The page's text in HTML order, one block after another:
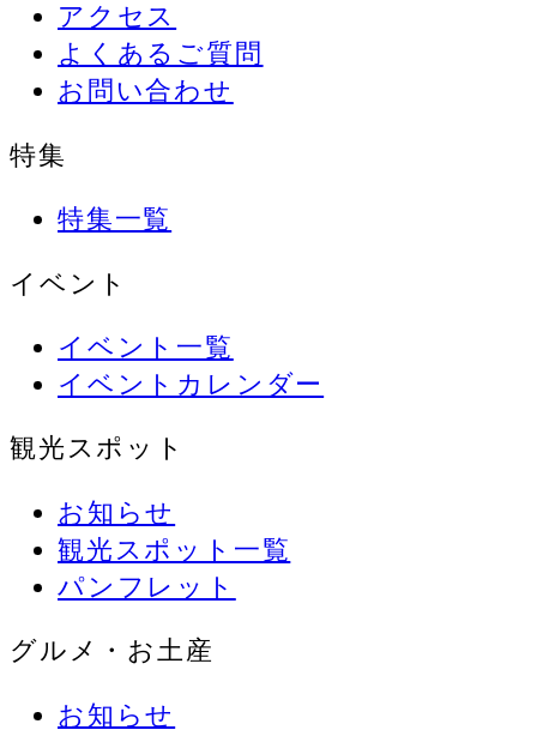
アクセス
よくあるご質問
お問い合わせ
特集
特集一覧
イベント
イベント一覧
イベントカレンダー
観光スポット
お知らせ
観光スポット一覧
パンフレット
グルメ・お土産
お知らせ